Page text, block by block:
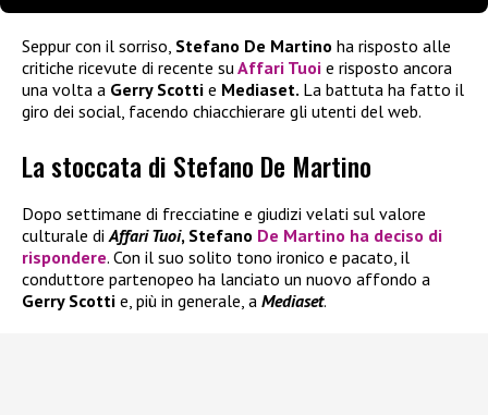
Seppur con il sorriso, Stefano De Martino ha risposto alle
critiche ricevute di recente su Affari Tuoi e risposto ancora
una volta a Gerry Scotti e Mediaset. La battuta ha fatto il
giro dei social, facendo chiacchierare gli utenti del web.
La stoccata di Stefano De Martino
Dopo settimane di frecciatine e giudizi velati sul valore
culturale diAffari Tuoi, Stefano De Martino ha deciso di
rispondere. Con il suo solito tono ironico e pacato, il
conduttore partenopeo ha lanciato un nuovo affondo a
Gerry Scotti e, più in generale, a Mediaset.